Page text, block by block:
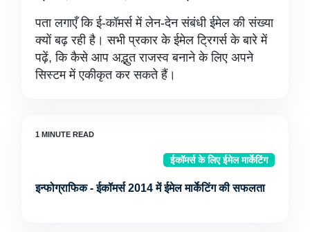
पता लगाएँ कि ई-कॉमर्स में लेन-देन संबंधी ईमेल की संख्या
क्यों बढ़ रही है। सभी प्रकार के ईमेल ट्रिगर्स के बारे में
पढ़ें, कि कैसे आप अद्भुत राजस्व बनाने के लिए अपने
सिस्टम में एकीकृत कर सकते हैं।
ईकॉमर्स के लिए ईमेल मार्केटिंग
इन्फोग्राफिक - ईकॉमर्स 2014 में ईमेल मार्केटिंग की सफलता